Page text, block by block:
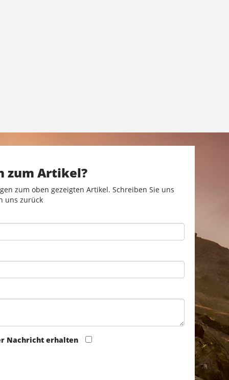
zum Artikel?
zum oben gezeigten Artikel. Schreiben Sie uns
uns zurück
Nachricht erhalten